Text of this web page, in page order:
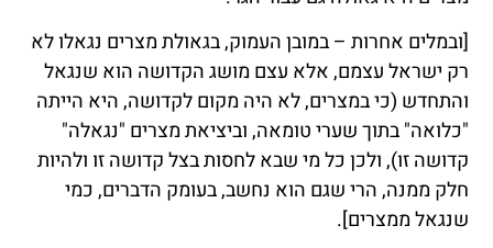
[ובמלים אחרות – במובן העמוק, בגאולת מצרים נגאלו לא
רק ישראל עצמם, אלא עצם מושג הקדושה הוא שנגאל
והתחדש (כי במצרים, לא היה מקום לקדושה, היא הייתה
"כלואה" בתוך שערי טומאה, וביציאת מצרים "נגאלה"
קדושה זו), ולכן כל מי שבא לחסות בצל קדושה זו ולהיות
חלק ממנה, הרי שגם הוא נחשב, בעומק הדברים, כמי
שנגאל ממצרים].